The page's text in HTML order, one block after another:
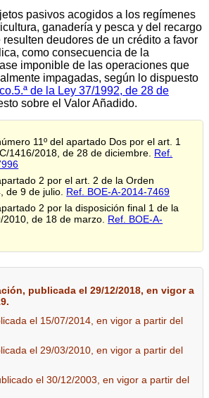
pasivos acogidos a los regímenes
ganadería y pesca y del recargo
deudores de un crédito a favor
como consecuencia de la
imponible de las operaciones que
impagadas, según lo dispuesto
de la Ley 37/1992, de 28 de
sobre el Valor Añadido.
11º del apartado Dos por el art. 1
1416/2018, de 28 de diciembre. Ref.
2 por el art. 2 de la Orden
de 9 de julio. Ref. BOE-A-2014-7469
2 por la disposición final 1 de la
2010, de 18 de marzo. Ref. BOE-A-
publicada el 29/12/2018, en vigor a
el 15/07/2014, en vigor a partir del
el 29/03/2010, en vigor a partir del
el 30/12/2003, en vigor a partir del